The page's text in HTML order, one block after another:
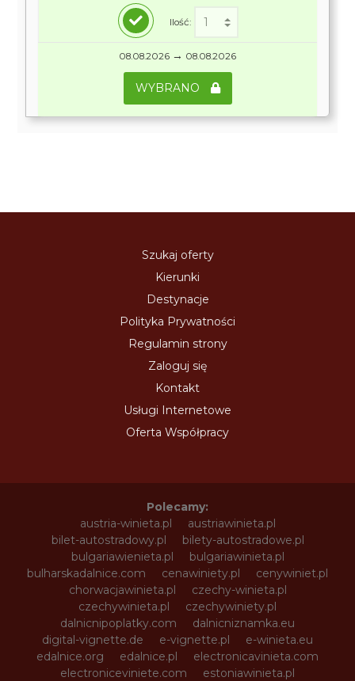
Ilość:
08.08.2026 → 08.08.2026
WYBRANO
Szukaj oferty
Kierunki
Destynacje
Polityka Prywatności
Regulamin strony
Zaloguj się
Kontakt
Usługi Internetowe
Oferta Współpracy
Polecamy:
austria-winieta.pl
austriawinieta.pl
bilet-autostradowy.pl
bilety-autostradowe.pl
bulgariawienieta.pl
bulgariawinieta.pl
bulharskadalnice.com
cenawiniety.pl
cenywiniet.pl
chorwacjawinieta.pl
czechy-winieta.pl
czechywinieta.pl
czechywiniety.pl
dalnicnipoplatky.com
dalnicniznamka.eu
digital-vignette.de
e-vignette.pl
e-winieta.eu
edalnice.org
edalnice.pl
electronicavinieta.com
electroniceviniete.com
estoniawinieta.pl